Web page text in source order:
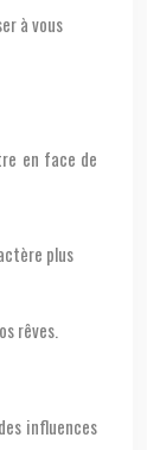
à vous
en face de
plus
rêves.
influences